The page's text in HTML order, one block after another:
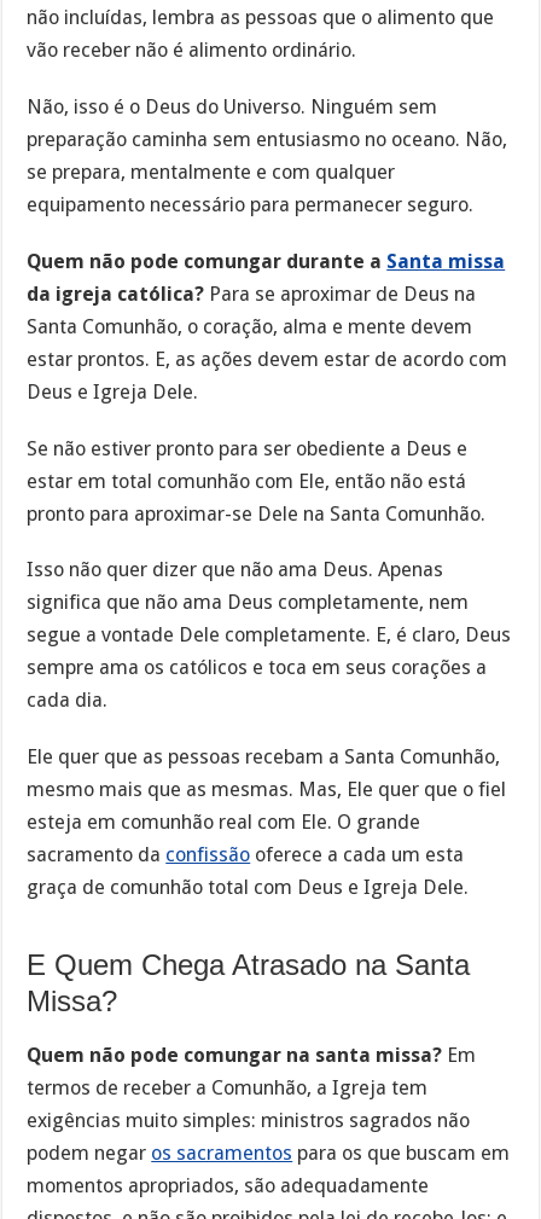
não incluídas, lembra as pessoas que o alimento que
vão receber não é alimento ordinário.
Não, isso é o Deus do Universo. Ninguém sem
preparação caminha sem entusiasmo no oceano. Não,
se prepara, mentalmente e com qualquer
equipamento necessário para permanecer seguro.
Quem não pode comungar durante a Santa missa
da igreja católica? Para se aproximar de Deus na
Santa Comunhão, o coração, alma e mente devem
estar prontos. E, as ações devem estar de acordo com
Deus e Igreja Dele.
Se não estiver pronto para ser obediente a Deus e
estar em total comunhão com Ele, então não está
pronto para aproximar-se Dele na Santa Comunhão.
Isso não quer dizer que não ama Deus. Apenas
significa que não ama Deus completamente, nem
segue a vontade Dele completamente. E, é claro, Deus
sempre ama os católicos e toca em seus corações a
cada dia.
Ele quer que as pessoas recebam a Santa Comunhão,
mesmo mais que as mesmas. Mas, Ele quer que o fiel
esteja em comunhão real com Ele. O grande
sacramento da confissão oferece a cada um esta
graça de comunhão total com Deus e Igreja Dele.
E Quem Chega Atrasado na Santa
Missa?
Quem não pode comungar na santa missa? Em
termos de receber a Comunhão, a Igreja tem
exigências muito simples: ministros sagrados não
podem negar os sacramentos para os que buscam em
momentos apropriados, são adequadamente